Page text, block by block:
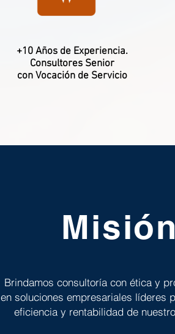
+10 Años de Experiencia.
Consultores Senior
con Vocación de Servicio
Misión
Brindamos consultoría con ética y
en soluciones empresariales líderes
eficiencia y rentabilidad de